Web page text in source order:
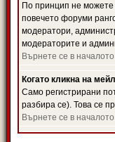
По принцип не можете
повечето форуми
модератори,
модераторите и
Върнете се в началото
Когато кликна на
Само регистрирани
разбира се). Това се
Върнете се в началото